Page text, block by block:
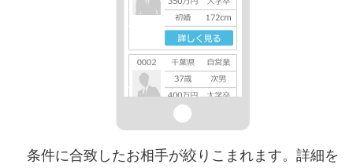
条件に合致したお相手が絞りこまれます。詳細を